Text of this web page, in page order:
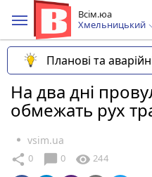
Всім.юа
Хмельницький
Планові та
На два дні
обмежать рух
vsim.ua
share 0 chat_bubble 0 visibility 244